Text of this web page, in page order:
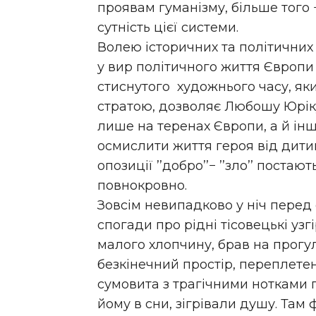
проявам гуманізму, більше
сутність цієї системи.
Волею історичних та
у вир політичного життя
стиснутого художнього часу,
стратою, дозволяє Любошу
лише на теренах Європи, а й
осмислити життя героя від
опозиції ’’добро’’− ’’зло’’
повнокровно.
Зовсім невипадково у ніч
спогади про рідні тісовецькі
малого хлопчину, брав на
безкінечний простір,
сумовита з трагічними
йому в сни, зігрівали душу. Там